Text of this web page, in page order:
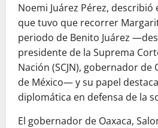
Noemi Juárez Pérez,
que tuvo que recorrer
periodo de Benito Juárez
presidente de la Suprema
Nación (SCJN), gobernador de
de México— y su papel
diplomática en defensa de la
El gobernador de Oaxaca,